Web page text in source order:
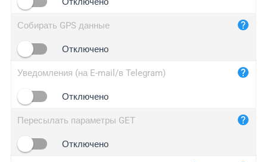
Собирать GPS данные
Отключено
Уведомления (на E-mail/в Telegram)
Отключено
Пересылать параметры GET
Отключено